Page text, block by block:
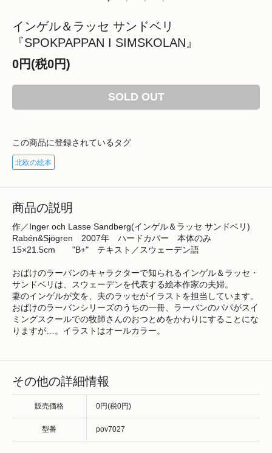
インゲル＆ラッセ サンドベリ
『SPOKPAPPAN I SIMSKOLAN』
0円(税0円)
SOLD OUT
この商品に登録されているタグ
北欧の絵本
商品の説明
作／Inger och Lasse Sandberg(インゲル＆ラッセ サンドベリ)
Rabén&Sjögren 2007年 ハードカバー 本体のみ
15×21.5cm "B+" テキスト／スウェーデン語
おばけのラーバンのキャラクターで知られるインゲル＆ラッセ・
サンドベリは、スウェーデンを代表する絵本作家の夫婦。
妻のインゲルが文を、夫のラッセがイラストを担当しています。
おばけのラーバンシリーズのうちの一冊、ラーバンのパパがスイ
ミングスクールでの牧師さんのおつとめをかわりにすることにな
りますが…。イラストはオールカラー。
その他の詳細情報
販売価格 0円(税0円)
型番 pov7027